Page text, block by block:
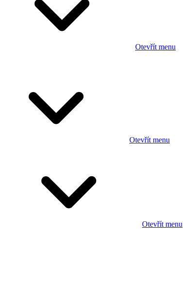
Otevřít menu
Otevřít menu
Otevřít menu